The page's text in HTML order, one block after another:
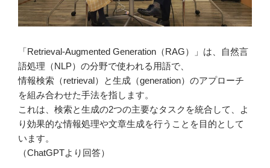
「Retrieval-Augmented Generation（RAG）」は、自然言
語処理（NLP）の分野で使われる用語で、
情報検索（retrieval）と生成（generation）のアプローチ
を組み合わせた手法を指します。
これは、検索と生成の2つの主要なタスクを統合して、よ
り効果的な情報処理や文章生成を行うことを目的として
います。
（ChatGPTより回答）